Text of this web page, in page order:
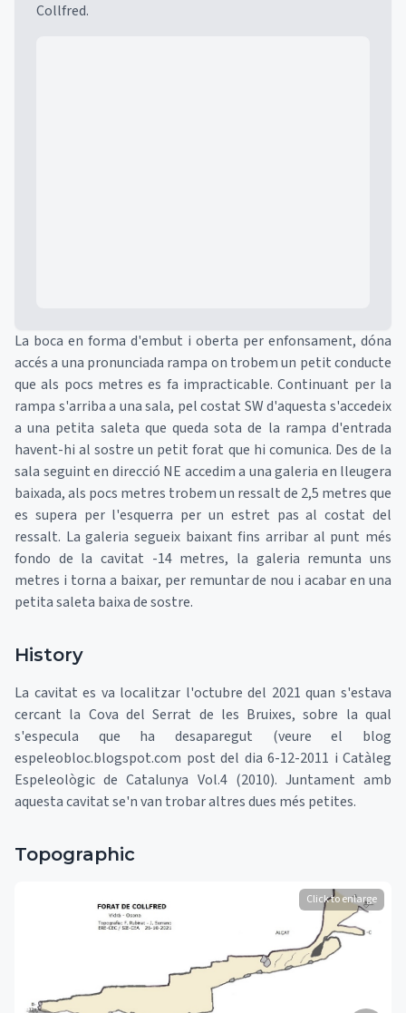
Collfred.
La boca en forma d'embut i oberta per enfonsament, dóna
accés a una pronunciada rampa on trobem un petit conducte
que als pocs metres es fa impracticable. Continuant per la
rampa s'arriba a una sala, pel costat SW d'aquesta s'accedeix
a una petita saleta que queda sota de la rampa d'entrada
havent-hi al sostre un petit forat que hi comunica. Des de la
sala seguint en direcció NE accedim a una galeria en lleugera
baixada, als pocs metres trobem un ressalt de 2,5 metres que
es supera per l'esquerra per un estret pas al costat del
ressalt. La galeria segueix baixant fins arribar al punt més
fondo de la cavitat -14 metres, la galeria remunta uns
metres i torna a baixar, per remuntar de nou i acabar en una
petita saleta baixa de sostre.
History
La cavitat es va localitzar l'octubre del 2021 quan s'estava
cercant la Cova del Serrat de les Bruixes, sobre la qual
s'especula que ha desaparegut (veure el blog
espeleobloc.blogspot.com post del dia 6-12-2011 i Catàleg
Espeleològic de Catalunya Vol.4 (2010). Juntament amb
aquesta cavitat se'n van trobar altres dues més petites.
Topographic
Click to enlarge